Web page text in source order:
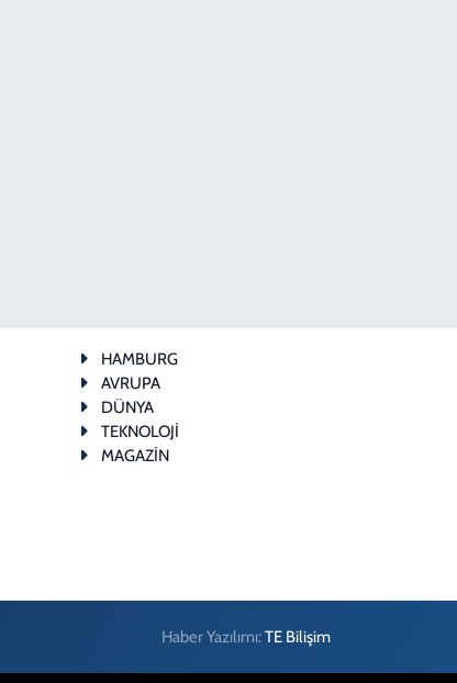
HAMBURG
AVRUPA
DÜNYA
TEKNOLOJİ
MAGAZİN
Haber Yazılımı:TE Bilişim